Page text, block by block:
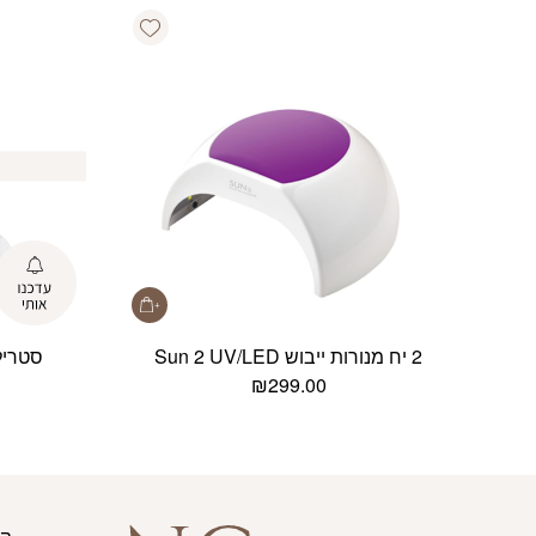
Add wishlist
2 יח מנורות ייבוש Sun 2 UV/LED
₪299.00